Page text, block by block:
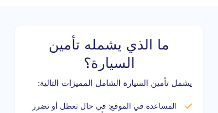
ما الذي يشمله تأمين
السيارة؟
يشمل تأمين السيارة الشامل المميزات التالية:
المساعدة في الموقع: في حال تعطل أو تضرر